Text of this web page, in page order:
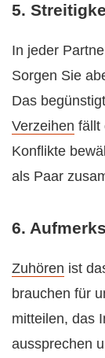
5.
In jeder
Sorgen Sie
Das
Verzeihen fällt
Konflikte
als Paar
6.
Zuhören ist
brauchen für
mitteilen, das
aussprechen